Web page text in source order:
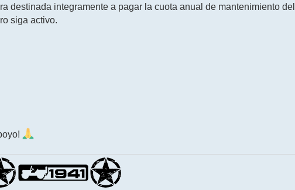
destinada integramente a pagar la cuota anual de mantenimiento del
siga activo.